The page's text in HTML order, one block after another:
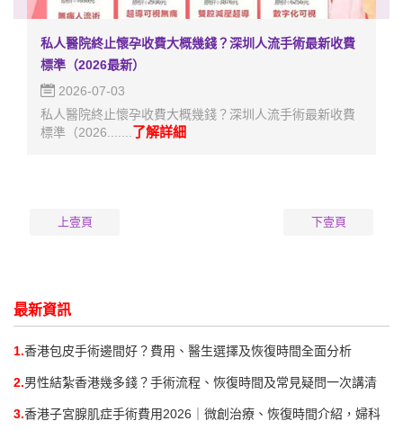
私人醫院終止懷孕收費大概幾錢？深圳人流手術最新收費
標準（2026最新）
2026-07-03
私人醫院終止懷孕收費大概幾錢？深圳人流手術最新收費
標準（2026....... 了解詳細
上壹頁 下壹頁
最新資訊
1.香港包皮手術邊間好？費用、醫生選擇及恢復時間全面分析
2.男性結紮香港幾多錢？手術流程、恢復時間及常見疑問一次講清
3.香港子宮腺肌症手術費用2026｜微創治療、恢復時間介紹，婦科